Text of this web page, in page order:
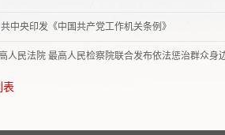
中央印发《中国共产党工作机关条例》
人民法院 最高人民检察院联合发布依法惩治群众身